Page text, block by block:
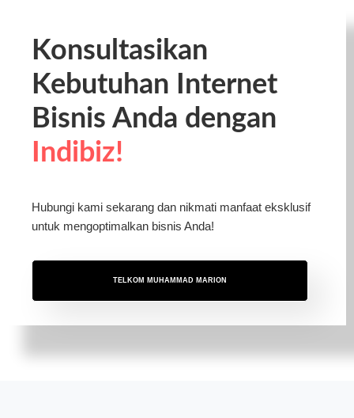
Konsultasikan
Kebutuhan Internet
Bisnis Anda dengan
Indibiz!
Hubungi kami sekarang dan nikmati manfaat eksklusif
untuk mengoptimalkan bisnis Anda!
TELKOM MUHAMMAD MARION